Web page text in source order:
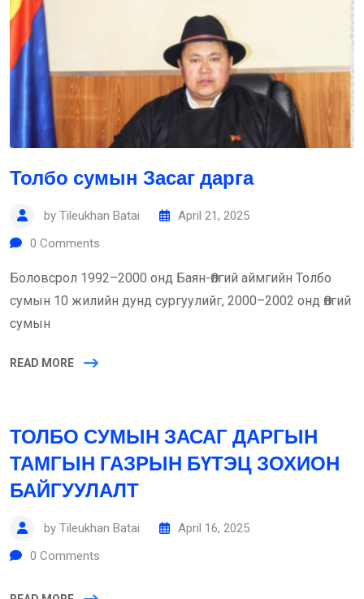
Толбо сумын Засаг дарга
by Tileukhan Batai
April 21, 2025
0 Comments
Боловсрол 1992–2000 онд Баян-Өлгий аймгийн Толбо
сумын 10 жилийн дунд сургуулийг, 2000–2002 онд Өлгий
сумын
READ MORE
ТОЛБО СУМЫН ЗАСАГ ДАРГЫН
ТАМГЫН ГАЗРЫН БҮТЭЦ ЗОХИОН
БАЙГУУЛАЛТ
by Tileukhan Batai
April 16, 2025
0 Comments